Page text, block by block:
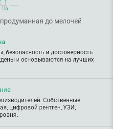
до мелочей
безопасность и достоверность
и основываются на лучших
Собственные
цифровой рентген, УЗИ,